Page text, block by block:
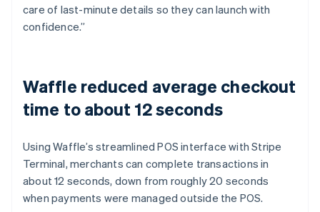
care of last-minute details so they can launch with
confidence.”
Waffle reduced average checkout
time to about 12 seconds
Using Waffle’s streamlined POS interface with Stripe
Terminal, merchants can complete transactions in
about 12 seconds, down from roughly 20 seconds
when payments were managed outside the POS.